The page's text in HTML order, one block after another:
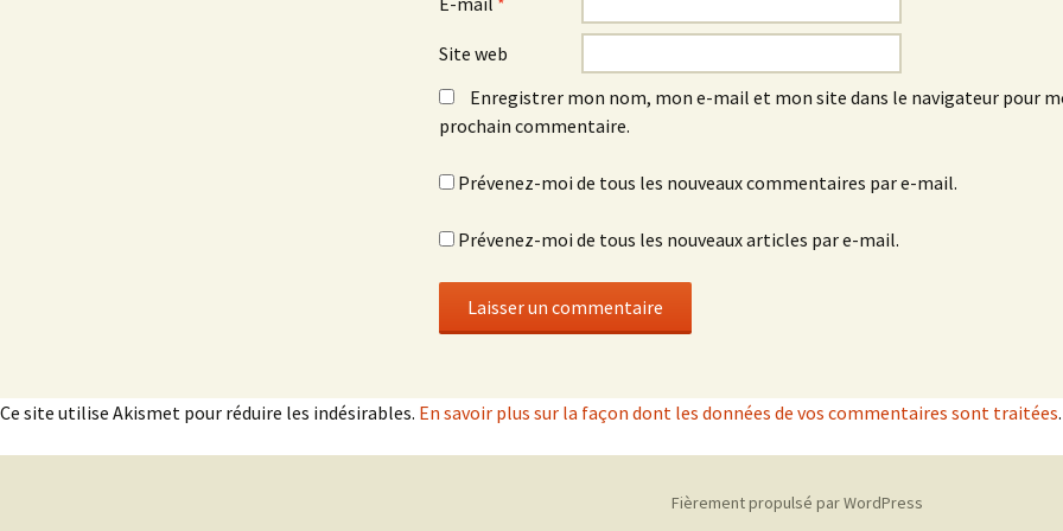
Site web
Enregistrer mon nom, mon e-mail et mon site dans le navigateur pour
prochain commentaire.
Prévenez-moi de tous les nouveaux commentaires par e-mail.
Prévenez-moi de tous les nouveaux articles par e-mail.
Ce site utilise Akismet pour réduire les indésirables. En savoir plus sur la façon dont les données de vos commentaires sont traitées.
Fièrement propulsé par WordPress